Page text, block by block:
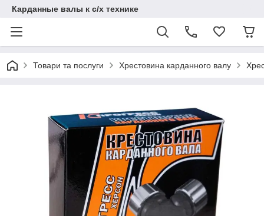
Карданные валы к с/х технике
Товари та послуги Хрестовина карданного валу